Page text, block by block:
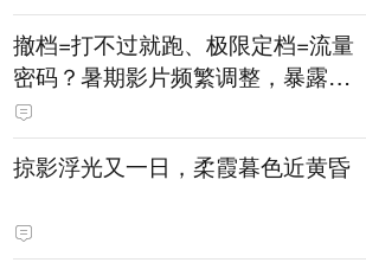
撤档=打不过就跑、极限定档=流量
密码？暑期影片频繁调整，暴露市
场痛点
掠影浮光又一日，柔霞暮色近黄昏